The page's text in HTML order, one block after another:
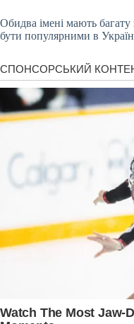
Обидва імені мають
бути популярними в